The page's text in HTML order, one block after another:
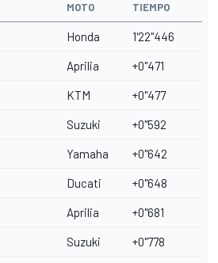
MOTO TIEMPO
Honda 1'22''446
Aprilia +0"471
KTM +0"477
Suzuki +0"592
Yamaha +0"642
Ducati +0"648
Aprilia +0"681
Suzuki +0"778